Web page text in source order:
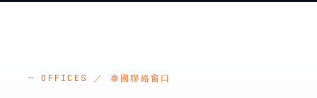
— OFFICES ／ 泰國聯絡窗口